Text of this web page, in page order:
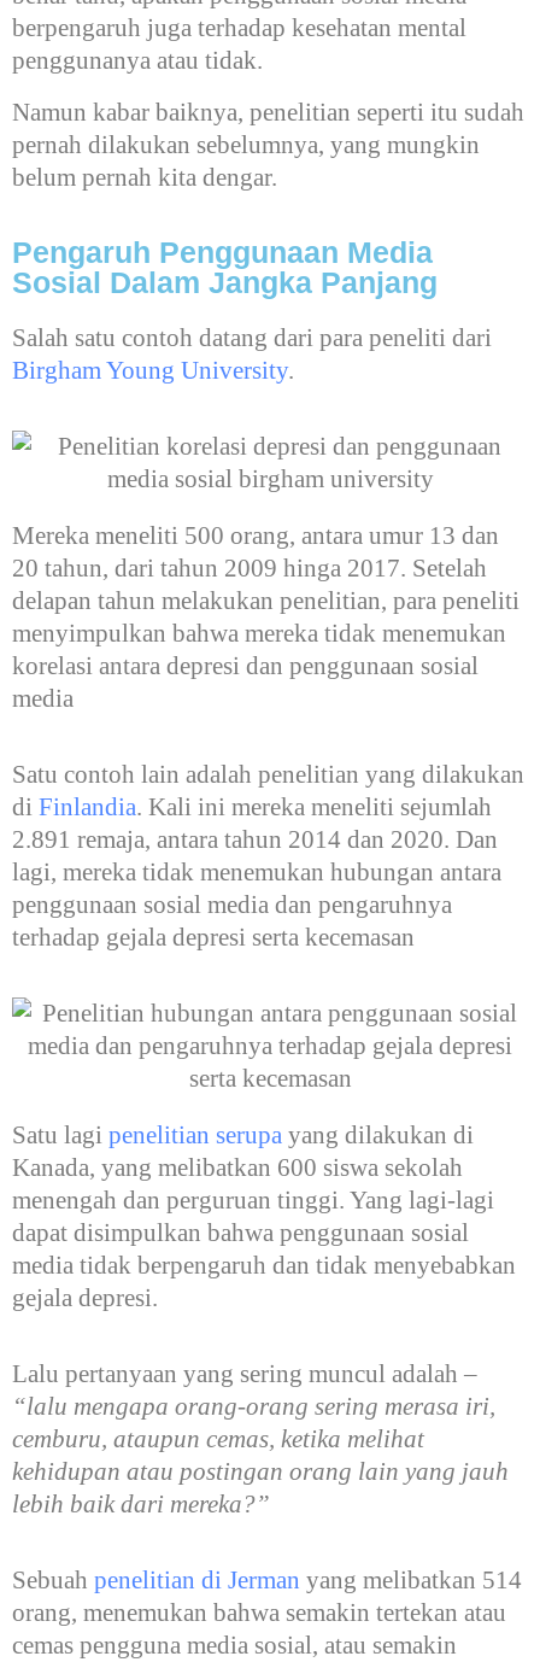
berpengaruh juga terhadap kesehatan mental
penggunanya atau tidak.
Namun kabar baiknya, penelitian seperti itu sudah
pernah dilakukan sebelumnya, yang mungkin
belum pernah kita dengar.
Pengaruh Penggunaan Media
Sosial Dalam Jangka Panjang
Salah satu contoh datang dari para peneliti dari
Birgham Young University.
Mereka meneliti 500 orang, antara umur 13 dan
20 tahun, dari tahun 2009 hinga 2017. Setelah
delapan tahun melakukan penelitian, para peneliti
menyimpulkan bahwa mereka tidak menemukan
korelasi antara depresi dan penggunaan sosial
media
Satu contoh lain adalah penelitian yang dilakukan
di Finlandia. Kali ini mereka meneliti sejumlah
2.891 remaja, antara tahun 2014 dan 2020. Dan
lagi, mereka tidak menemukan hubungan antara
penggunaan sosial media dan pengaruhnya
terhadap gejala depresi serta kecemasan
Satu lagi penelitian serupa yang dilakukan di
Kanada, yang melibatkan 600 siswa sekolah
menengah dan perguruan tinggi. Yang lagi-lagi
dapat disimpulkan bahwa penggunaan sosial
media tidak berpengaruh dan tidak menyebabkan
gejala depresi.
Lalu pertanyaan yang sering muncul adalah –
“lalu mengapa orang-orang sering merasa iri,
cemburu, ataupun cemas, ketika melihat
kehidupan atau postingan orang lain yang jauh
lebih baik dari mereka?”
Sebuah penelitian di Jerman yang melibatkan 514
orang, menemukan bahwa semakin tertekan atau
cemas pengguna media sosial, atau semakin